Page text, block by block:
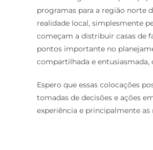
programas para a região norte
realidade local, simplesmente
começam a distribuir casas de
pontos importante no
compartilhada e
Espero que essas colocações
tomadas de decisões e ações
experiência e principalmente as